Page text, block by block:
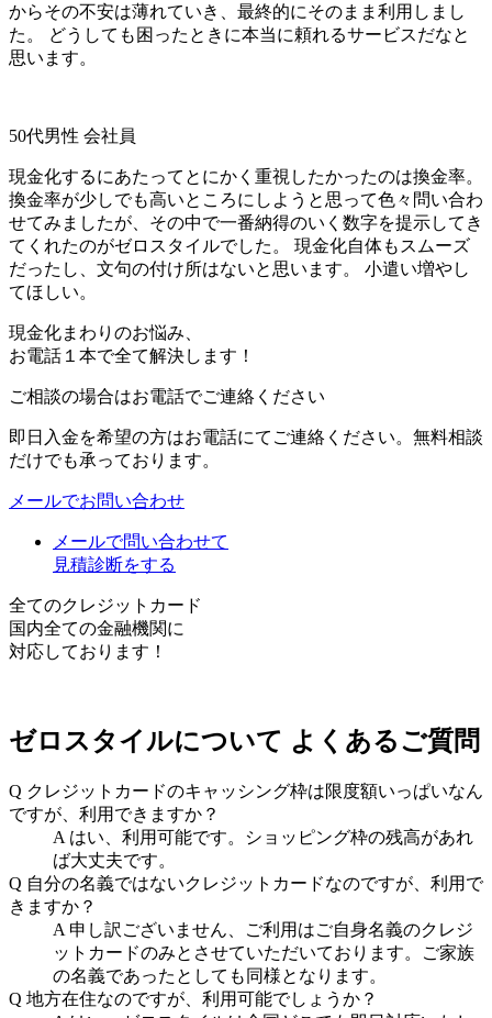
からその不安は薄れていき、最終的にそのまま利用しまし
た。 どうしても困ったときに本当に頼れるサービスだなと
思います。
50代男性 会社員
現金化するにあたってとにかく重視したかったのは換金率。
換金率が少しでも高いところにしようと思って色々問い合わ
せてみましたが、その中で一番納得のいく数字を提示してき
てくれたのがゼロスタイルでした。 現金化自体もスムーズ
だったし、文句の付け所はないと思います。 小遣い増やし
てほしい。
現金化まわりのお悩み、
お電話１本で全て解決します！
ご相談の場合はお電話でご連絡ください
即日入金を希望の方はお電話にてご連絡ください。無料相談
だけでも承っております。
メールでお問い合わせ
メールで問い合わせて
見積診断をする
全てのクレジットカード
国内全ての金融機関に
対応しております！
ゼロスタイルについて よくあるご質問
Q クレジットカードのキャッシング枠は限度額いっぱいなん
ですが、利用できますか？
A はい、利用可能です。ショッピング枠の残高があれ
ば大丈夫です。
Q 自分の名義ではないクレジットカードなのですが、利用で
きますか？
A 申し訳ございません、ご利用はご自身名義のクレジ
ットカードのみとさせていただいております。ご家族
の名義であったとしても同様となります。
Q 地方在住なのですが、利用可能でしょうか？